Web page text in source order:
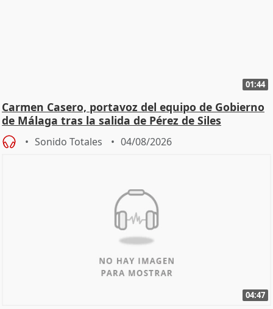
01:44
Carmen Casero, portavoz del equipo de Gobierno
de Málaga tras la salida de Pérez de Siles
Sonido Totales 04/08/2026
04:47